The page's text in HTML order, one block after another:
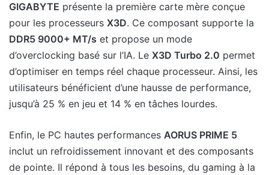
GIGABYTE présente la première carte mère conçue
pour les processeurs X3D. Ce composant supporte la
DDR5 9000+ MT/s et propose un mode
d’overclocking basé sur l’IA. Le X3D Turbo 2.0 permet
d’optimiser en temps réel chaque processeur. Ainsi, les
utilisateurs bénéficient d’une hausse de performance,
jusqu’à 25 % en jeu et 14 % en tâches lourdes.
Enfin, le PC hautes performances AORUS PRIME 5
inclut un refroidissement innovant et des composants
de pointe. Il répond à tous les besoins, du gaming à la